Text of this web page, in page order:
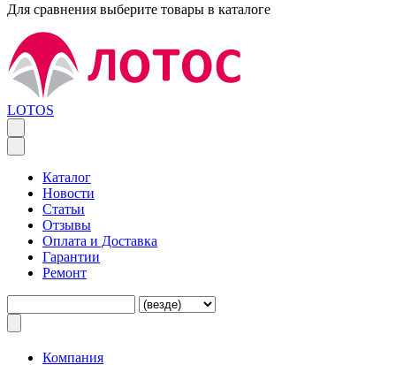
Для сравнения выберите товары в каталоге
LOTOS
Каталог
Новости
Статьи
Отзывы
Оплата и Доставка
Гарантии
Ремонт
Компания